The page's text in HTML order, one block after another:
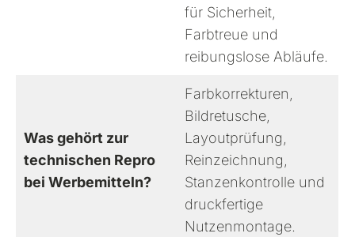
für Sicherheit,
Farbtreue und
reibungslose Abläufe.
Was gehört zur
technischen Repro
bei Werbemitteln?
Farbkorrekturen,
Bildretusche,
Layoutprüfung,
Reinzeichnung,
Stanzenkontrolle und
druckfertige
Nutzenmontage.